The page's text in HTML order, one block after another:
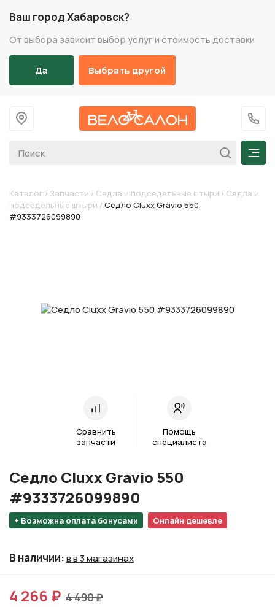
Ваш город Хабаровск?
От выбора зависит выбор услуг и стоимость доставки
Да Выбрать другой
На главную
+7
Каталог / Запчасти / Седла и подседельные штыри / Седла и
подседельные штыри / Cедло Cluxx Gravio 550
#9333726099890
Сравнить
запчасти
Помощь
специалиста
+ Возможна оплата бонусами Онлайн дешевле
Cедло Cluxx Gravio 550
#9333726099890
В наличии:в в 3 магазинах
4 266 ₽ 4 490 ₽